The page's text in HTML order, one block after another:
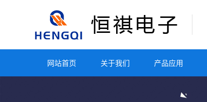
网站首页 关于我们 产品应用